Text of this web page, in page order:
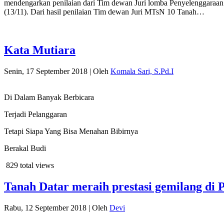
mendengarkan penilaian dari Tim dewan Juri lomba
(13/11). Dari hasil penilaian Tim dewan Juri MTsN 10 Tanah…
Kata Mutiara
Senin, 17 September 2018 | Oleh Komala Sari, S.Pd.I
Di Dalam Banyak Berbicara
Terjadi Pelanggaran
Tetapi Siapa Yang Bisa Menahan Bibirnya
Berakal Budi
829 total views
Tanah Datar meraih prestasi gemilang di
Rabu, 12 September 2018 | Oleh Devi